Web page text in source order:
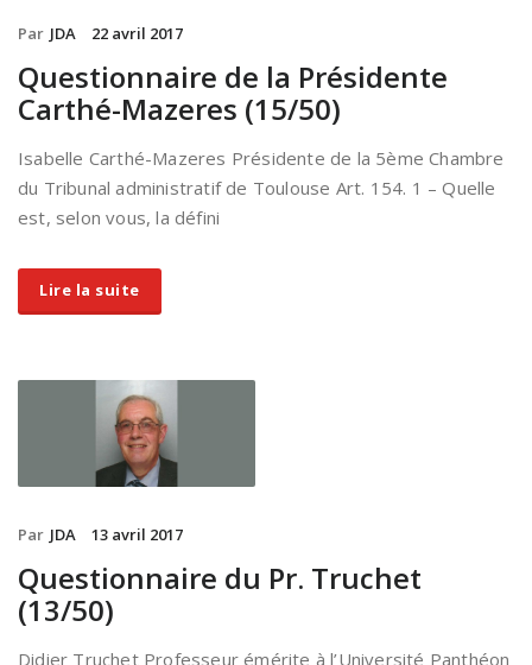
Par JDA 22 avril 2017
Questionnaire de la Présidente
Carthé-Mazeres (15/50)
Isabelle Carthé-Mazeres Présidente de la 5ème Chambre
du Tribunal administratif de Toulouse Art. 154. 1 – Quelle
est, selon vous, la défini
Lire la suite
Par JDA 13 avril 2017
Questionnaire du Pr. Truchet
(13/50)
Didier Truchet Professeur émérite à l’Université Panthéon